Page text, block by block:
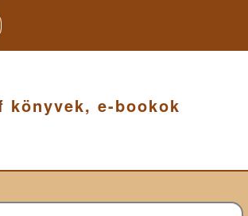
e-bookok